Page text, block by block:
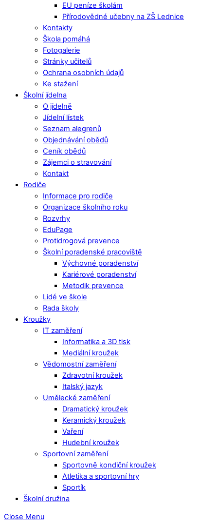
EU peníze školám
Přírodovědné učebny na ZŠ Lednice
Kontakty
Škola pomáhá
Fotogalerie
Stránky učitelů
Ochrana osobních údajů
Ke stažení
Školní jídelna
O jídelně
Jídelní lístek
Seznam alegrenů
Objednávání obědů
Ceník obědů
Zájemci o stravování
Kontakt
Rodiče
Informace pro rodiče
Organizace školního roku
Rozvrhy
EduPage
Protidrogová prevence
Školní poradenské pracoviště
Výchovné poradenství
Kariérové poradenství
Metodik prevence
Lidé ve škole
Rada školy
Kroužky
IT zaměření
Informatika a 3D tisk
Mediální kroužek
Vědomostní zaměření
Zdravotní kroužek
Italský jazyk
Umělecké zaměření
Dramatický kroužek
Keramický kroužek
Vaření
Hudební kroužek
Sportovní zaměření
Sportovně kondiční kroužek
Atletika a sportovní hry
Sportík
Školní družina
Close Menu